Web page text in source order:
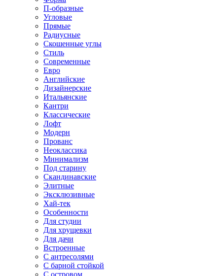
П-образные
Угловые
Прямые
Радиусные
Скошенные углы
Стиль
Современные
Евро
Английские
Дизайнерские
Итальянские
Кантри
Классические
Лофт
Модерн
Прованс
Неоклассика
Минимализм
Под старину
Скандинавские
Элитные
Эксклюзивные
Хай-тек
Особенности
Для студии
Для хрущевки
Для дачи
Встроенные
С антресолями
С барной стойкой
С островом